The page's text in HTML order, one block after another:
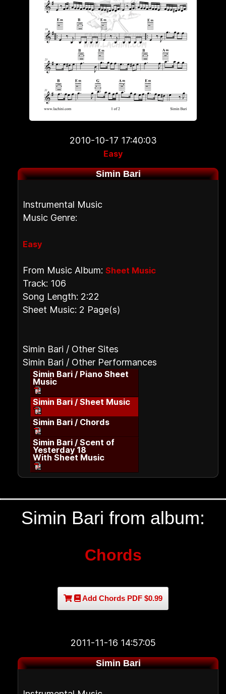
2010-10-17 17:40:03
Easy
Simin Bari
Instrumental Music
Music Genre:
Easy
From Music Album: Sheet Music
Track: 106
Song Length: 2:22
Sheet Music: 2 Page(s)
Simin Bari / Other Sites
Simin Bari / Other Performances
Simin Bari / Piano Sheet
Music
Simin Bari / Sheet Music
Simin Bari / Chords
Simin Bari / Scent of
Yesterday 18
With Sheet Music
Simin Bari from album:
Chords
Add Chords PDF $0.99
2011-11-16 14:57:05
Simin Bari